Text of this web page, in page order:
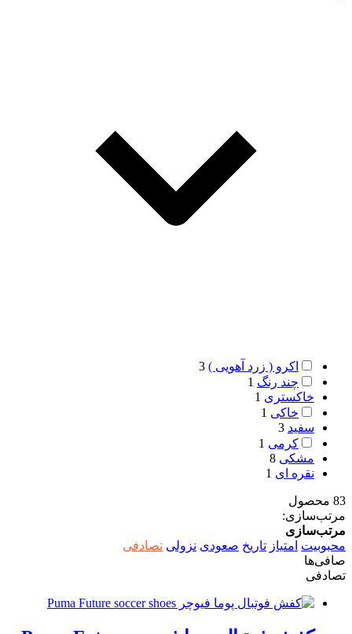
اکرو ( زرد آهویی ) 3
چند رنگ 1
خاکستری 1
خاکی 1
سفید 3
کرمی 1
مشکی 8
نقره ای 1
83 محصول
مرتب‌سازی:
مرتب‌سازی
محبوبیت امتیاز تاریخ صعودی نزولی تصادفی
صافی‌ها
تصادفی